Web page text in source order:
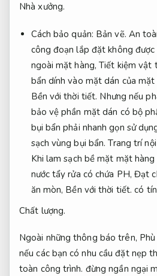
Nhà xưởng.
Cách bảo quản: Bản vẽ. An
công đoạn lắp đặt không
ngoài mặt hàng,Tiết kiệm vật
bẩn dính vào mặt dán của mặt
Bền với thời tiết. Nhưng nếu
bảo vệ phần mặt dán có bộ
bụi bẩn phải nhanh gọn sử
sạch vùng bụi bẩn.Trang trí
Khi lam sạch bề mặt mặt
nước tẩy rửa có chứa PH, Đạt
ăn mòn, Bền với thời tiết. có
Chất lượng.
Ngoài những thông báo trên,
nếu các bạn có nhu cầu đặt nẹp
toàn công trình. đừng ngần ngại